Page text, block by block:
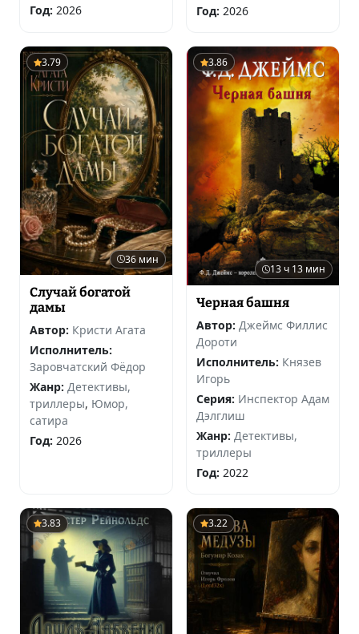
Год: 2026
Год: 2026
3.79
36 мин
Случай богатой
дамы
Автор: Кристи Агата
Исполнитель:
Заровчатский Фёдор
Жанр: Детективы,
триллеры, Юмор,
сатира
Год: 2026
3.86
13 ч 13 мин
Черная башня
Автор: Джеймс Филлис
Дороти
Исполнитель: Князев
Игорь
Серия: Инспектор Адам
Дэлглиш
Жанр: Детективы,
триллеры
Год: 2022
3.83 3.22